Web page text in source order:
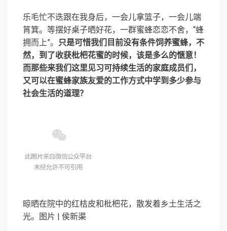
乐毛忙不迭跟在我身后，一会儿拿篮子，一会儿端
筲箕。等摆好桌子晒好花，一群蜜蜂恋恋不舍，“蜂
拥而上”。 只是可惜我们目前没有条件饲养蜜蜂，不
然，到了收获枇杷花蜜的时候，该是多么的惬意！
而那些来我们这里见习可持续生活的家庭成员们，
又可以在蜜蜂家族友爱的工作方式中学到多少参与
社会生活的道理？
晾晒在院中的红桔皮和枇杷花，散发着乡土生活之
光。图片 | 侯新渠